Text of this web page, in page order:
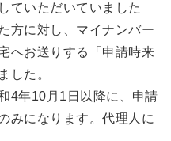
ていただいていました
方に対し、マイナンバー
へお送りする「申請時来
した。
4年10月1日以降に、申請
みになります。代理人に